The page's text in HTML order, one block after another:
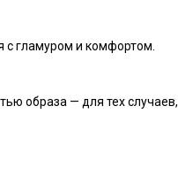
с гламуром и комфортом.
образа — для тех случаев,